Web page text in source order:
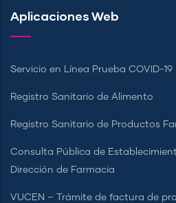
Aplicaciones Web
Servicio en Línea Prueba COVID-19
Registro Sanitario de Alimento
Registro Sanitario de Productos
Consulta Pública de
Dirección de Farmacia
VUCEN – Trámite de factura de